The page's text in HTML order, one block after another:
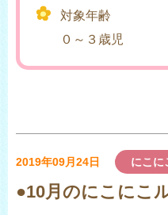
対象年齢
０～３歳児
2019年09月24日 にこに
●10月のにこにこ